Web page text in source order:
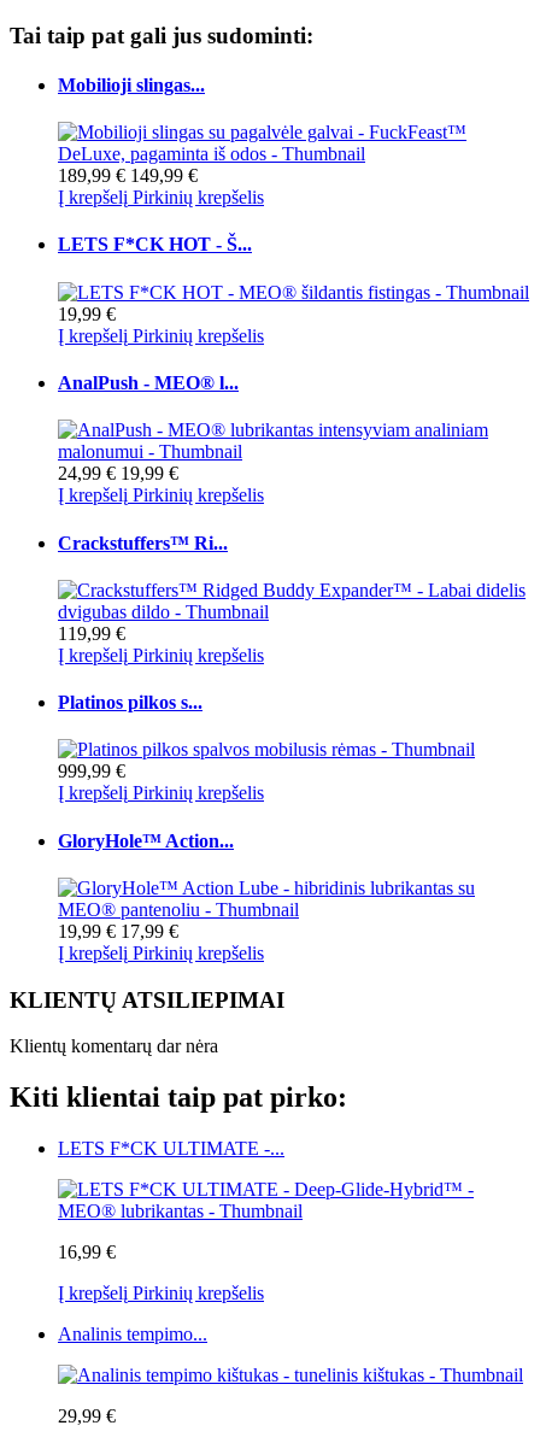
Tai taip pat gali jus sudominti:
Mobilioji slingas...
189,99 € 149,99 €
Į krepšelį Pirkinių krepšelis
LETS F*CK HOT - Š...
19,99 €
Į krepšelį Pirkinių krepšelis
AnalPush - MEO® l...
24,99 € 19,99 €
Į krepšelį Pirkinių krepšelis
Crackstuffers™ Ri...
119,99 €
Į krepšelį Pirkinių krepšelis
Platinos pilkos s...
999,99 €
Į krepšelį Pirkinių krepšelis
GloryHole™ Action...
19,99 € 17,99 €
Į krepšelį Pirkinių krepšelis
KLIENTŲ ATSILIEPIMAI
Klientų komentarų dar nėra
Kiti klientai taip pat pirko:
LETS F*CK ULTIMATE -...
16,99 €
Į krepšelį Pirkinių krepšelis
Analinis tempimo...
29,99 €